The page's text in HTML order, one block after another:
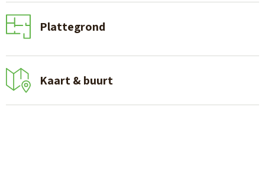
Plattegrond
Kaart & buurt